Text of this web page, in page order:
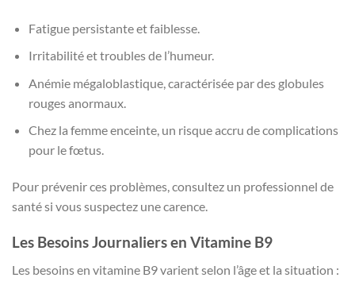
Fatigue persistante et faiblesse.
Irritabilité et troubles de l’humeur.
Anémie mégaloblastique, caractérisée par des globules
rouges anormaux.
Chez la femme enceinte, un risque accru de complications
pour le fœtus.
Pour prévenir ces problèmes, consultez un professionnel de
santé si vous suspectez une carence.
Les Besoins Journaliers en Vitamine B9
Les besoins en vitamine B9 varient selon l’âge et la situation :